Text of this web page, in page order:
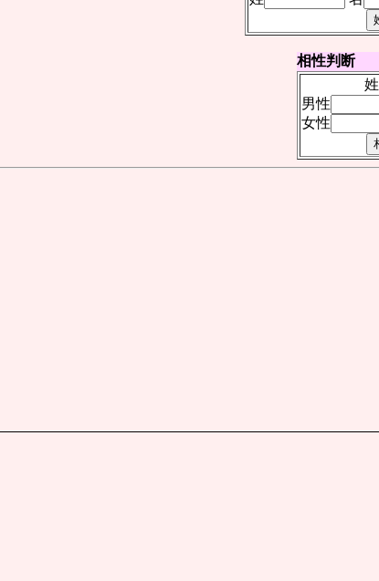
相性判断
姓
男性
女性